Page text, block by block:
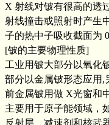
X 射线对铍有很高的透
射线撞击或照射时产生
子的热中子吸收截面为
[铍的主要物理性质]
工业用铍大部分以氧化
部分以金属铍形态应用,
前金属铍用做 X光窗和
主要用于原子能领域，
反射层、减速剂和核武